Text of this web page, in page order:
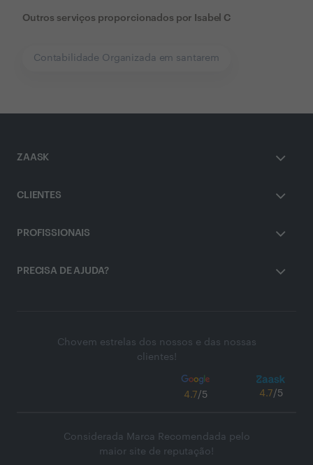
Outros serviços proporcionados por Isabel C
Contabilidade Organizada em santarem
ZAASK
CLIENTES
PROFISSIONAIS
PRECISA DE AJUDA?
Chovem estrelas dos nossos e das nossas
clientes!
4.7/5 4.7/5
Considerada Marca Recomendada pelo
maior site de reputação!